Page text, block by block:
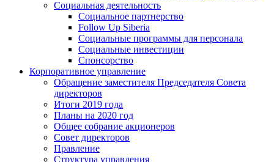
Социальная деятельность
Социальное партнерство
Follow Up Siberia
Социальные программы для персонала
Социальные инвестиции
Спонсорство
Корпоративное управление
Обращение заместителя Председателя Совета
директоров
Итоги 2019 года
Планы на 2020 год
Общее собрание акционеров
Совет директоров
Правление
Структура управления